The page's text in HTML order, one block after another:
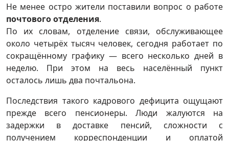
Не менее остро жители поставили вопрос о работе
почтового отделения.
По их словам, отделение связи, обслуживающее
около четырёх тысяч человек, сегодня работает по
сокращённому графику — всего несколько дней в
неделю. При этом на весь населённый пункт
осталось лишь два почтальона.
Последствия такого кадрового дефицита ощущают
прежде всего пенсионеры. Люди жалуются на
задержки в доставке пенсий, сложности с
получением корреспонденции и оплатой